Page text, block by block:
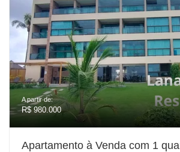
A partir de:
R$ 980.000
Apartamento à Venda com 1